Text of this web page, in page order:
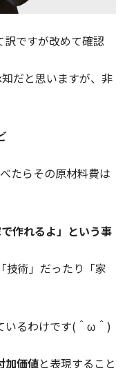
ですが改めて確認
だと思いますが、非
たらその原材料費は
作れるよ」という事
術」だったり「家
いるわけです(＾ω＾)
加価値と表現すること